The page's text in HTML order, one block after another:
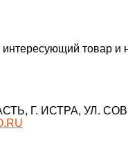
интересующий товар и
Г. ИСТРА, УЛ.